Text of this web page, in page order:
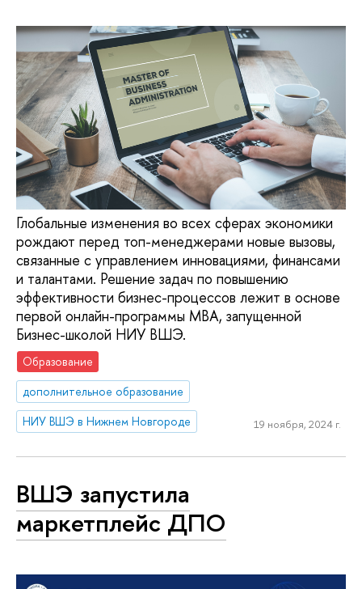
Глобальные изменения во всех сферах экономики
рождают перед топ-менеджерами новые вызовы,
связанные с управлением инновациями, финансами
и талантами. Решение задач по повышению
эффективности бизнес-процессов лежит в основе
первой онлайн-программы МВА, запущенной
Бизнес-школой НИУ ВШЭ.
Образование
дополнительное образование
НИУ ВШЭ в Нижнем Новгороде
19 ноября, 2024 г.
ВШЭ запустила
маркетплейс ДПО